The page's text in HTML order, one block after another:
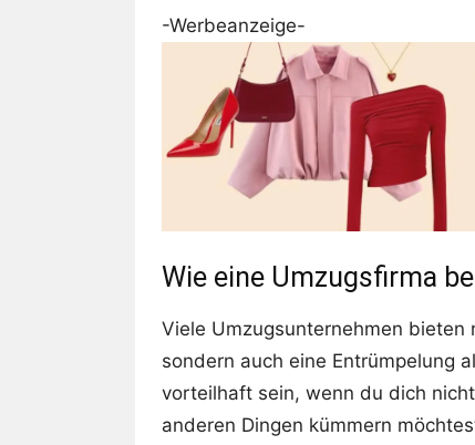
-Werbeanzeige-
Wie eine Umzugsfirma
Viele Umzugsunternehmen bieten
sondern auch eine Entrümpelung
vorteilhaft sein, wenn du dich
anderen Dingen kümmern